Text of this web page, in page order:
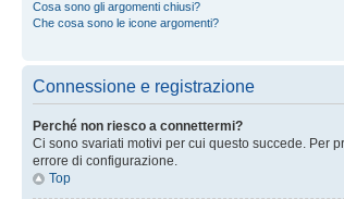
Cosa sono gli argomenti chiusi?
Che cosa sono le icone argomenti?
Connessione e registrazione
Perché non riesco a connettermi?
Ci sono svariati motivi per cui questo succede. Per
errore di configurazione.
Top